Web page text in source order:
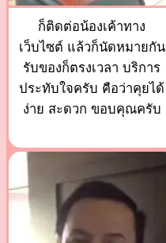
ก็ติดต่อน้องเค้าทาง
เว็บไซต์ แล้วก็นัดหมายกัน
รับของก็ตรงเวลา บริการ
ประทับใจครับ คือว่าคุยได้
ง่าย สะดวก ขอบคุณครับ